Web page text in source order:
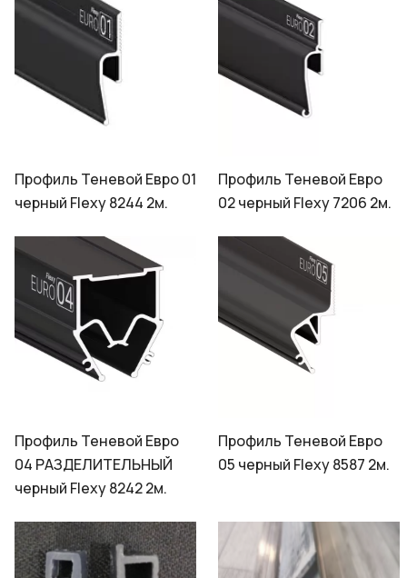
Профиль Теневой Евро 01
черный Flexy 8244 2м.
Профиль Теневой Евро
02 черный Flexy 7206 2м.
Профиль Теневой Евро
04 РАЗДЕЛИТЕЛЬНЫЙ
черный Flexy 8242 2м.
Профиль Теневой Евро
05 черный Flexy 8587 2м.